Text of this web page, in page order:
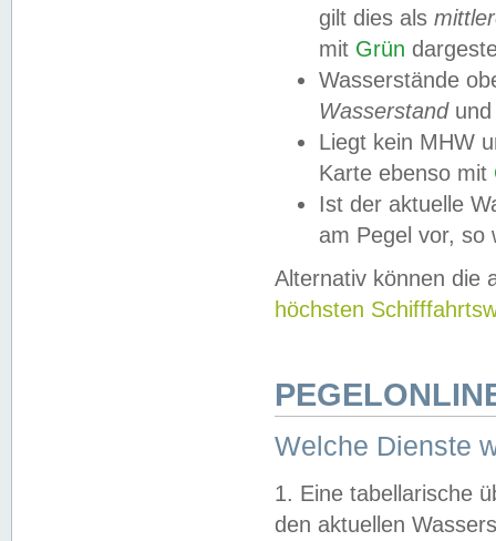
gilt dies als
mit Grün
Wasserstände
Wasserstandund
Liegt kein MHW
Karte ebenso mit
Ist der aktuelle
am Pegel vor,
Alternativ können die
höchsten
Welche Dienste
1. Eine tabellarische
den aktuellen